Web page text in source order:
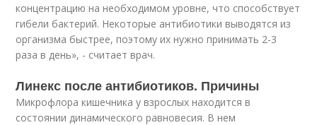
концентрацию на необходимом уровне, что способствует
гибели бактерий. Некоторые антибиотики выводятся из
организма быстрее, поэтому их нужно принимать 2-3
раза в день», - считает врач.
Линекс после антибиотиков. Причины
Микрофлора кишечника у взрослых находится в
состоянии динамического равновесия. В нем